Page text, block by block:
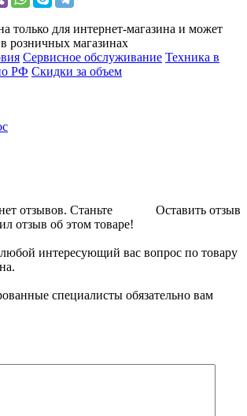
только для интернет-магазина и может
розничных магазинах
Сервисное обслуживание Техника в
РФ Скидки за объем
Оставить отзыв
отзывов. Станьте
отзыв об этом товаре!
интересующий вас вопрос по товару
специалисты обязательно вам